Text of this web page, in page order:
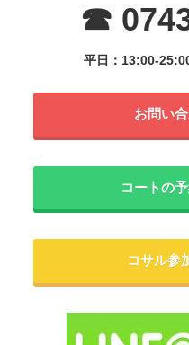
☎
平日：13:00-
お問い
コートの
コサル参